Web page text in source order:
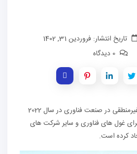
تاریخ انتشار: فروردین 31, 1402
افزایش سرمایه گذاری غیرمنطقی در صنعت فناوری در سال 2022
غول های فناوری و سایر شرکت های
کرده است.